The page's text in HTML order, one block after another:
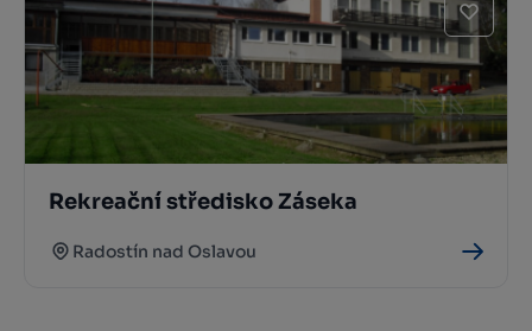
Rekreační středisko Záseka
Radostín nad Oslavou